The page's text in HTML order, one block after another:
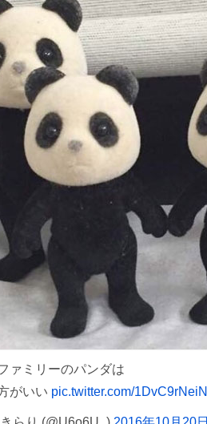
ァミリーのパンダは
がいい pic.twitter.com/1DvC9rNeiN